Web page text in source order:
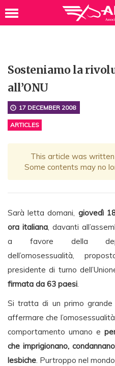
Sosteniamo la
all’ONU
17 DECEMBER 2008
ARTICLES
This article was
Some contents may no
Sarà letta domani, giovedì
ora italiana, davanti
a favore della
dell’omosessualità,
presidente di turno
firmata da 63 paesi.
Si tratta di un primo
affermare che
comportamento umano e
che imprigionano,
lesbiche. Purtroppo nel